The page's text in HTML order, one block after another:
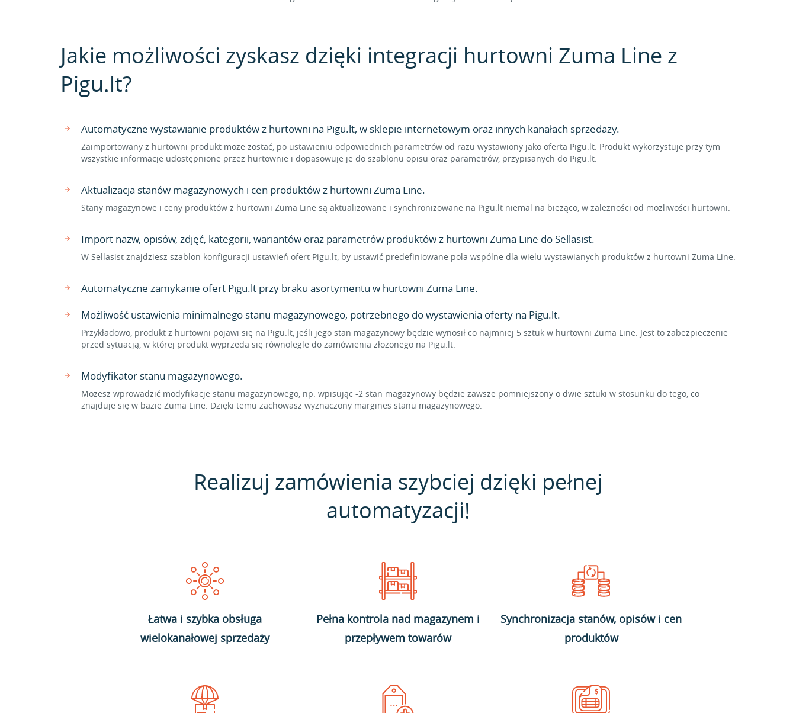
Jakie możliwości zyskasz dzięki integracji hurtowni Zuma Line z
Pigu.lt?
Automatyczne wystawianie produktów z hurtowni na Pigu.lt, w sklepie internetowym oraz innych kanałach sprzedaży.
Zaimportowany z hurtowni produkt może zostać, po ustawieniu odpowiednich parametrów od razu wystawiony jako oferta Pigu.lt. Produkt wykorzystuje przy tym
wszystkie informacje udostępnione przez hurtownie i dopasowuje je do szablonu opisu oraz parametrów, przypisanych do Pigu.lt.
Aktualizacja stanów magazynowych i cen produktów z hurtowni Zuma Line.
Stany magazynowe i ceny produktów z hurtowni Zuma Line są aktualizowane i synchronizowane na Pigu.lt niemal na bieżąco, w zależności od możliwości hurtowni.
Import nazw, opisów, zdjęć, kategorii, wariantów oraz parametrów produktów z hurtowni Zuma Line do Sellasist.
W Sellasist znajdziesz szablon konfiguracji ustawień ofert Pigu.lt, by ustawić predefiniowane pola wspólne dla wielu wystawianych produktów z hurtowni Zuma Line.
Automatyczne zamykanie ofert Pigu.lt przy braku asortymentu w hurtowni Zuma Line.
Możliwość ustawienia minimalnego stanu magazynowego, potrzebnego do wystawienia oferty na Pigu.lt.
Przykładowo, produkt z hurtowni pojawi się na Pigu.lt, jeśli jego stan magazynowy będzie wynosił co najmniej 5 sztuk w hurtowni Zuma Line. Jest to zabezpieczenie
przed sytuacją, w której produkt wyprzeda się równolegle do zamówienia złożonego na Pigu.lt.
Modyfikator stanu magazynowego.
Możesz wprowadzić modyfikacje stanu magazynowego, np. wpisując -2 stan magazynowy będzie zawsze pomniejszony o dwie sztuki w stosunku do tego, co
znajduje się w bazie Zuma Line. Dzięki temu zachowasz wyznaczony margines stanu magazynowego.
Realizuj zamówienia szybciej dzięki pełnej
automatyzacji!
Łatwa i szybka obsługa
wielokanałowej sprzedaży
Pełna kontrola nad magazynem i
przepływem towarów
Synchronizacja stanów, opisów i cen
produktów